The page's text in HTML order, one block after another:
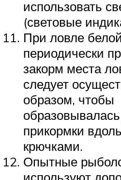
использовать
(световые
При ловле
периодически
закорм места
следует
образом, чтобы
прикормки
крючками.
Опытные